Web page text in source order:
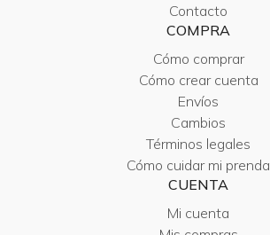
Contacto
COMPRA
Cómo comprar
Cómo crear cuenta
Envíos
Cambios
Términos legales
Cómo cuidar mi prenda
CUENTA
Mi cuenta